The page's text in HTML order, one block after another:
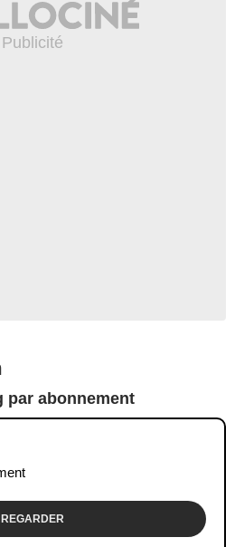
par abonnement
REGARDER